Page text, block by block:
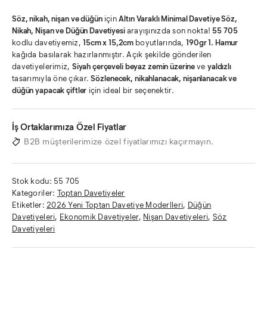
Söz, nikah, nişan ve düğüniçinAltın Varaklı Minimal DavetiyeSöz,
Nikah, Nişan ve Düğün Davetiyesi arayışınızda son nokta! 55 705
kodlu davetiyemiz, 15cm x 15,2cm boyutlarında,190gr 1. Hamur
kağıda basılarak hazırlanmıştır. Açık şekilde gönderilen
davetiyelerimiz, Siyah çerçeveli beyaz zemin üzerineve yaldızlı
tasarımıyla öne çıkar.Sözlenecek, nikahlanacak, nişanlanacak ve
düğün yapacak çiftler için ideal bir seçenektir.
İş Ortaklarımıza Özel Fiyatlar
B2B müşterilerimize özel fiyatlarımızı kaçırmayın.
Stok kodu: 55 705
Kategoriler: Toptan Davetiyeler
Etiketler:2026 Yeni Toptan Davetiye Moderlleri, Düğün
Davetiyeleri, Ekonomik Davetiyeler, Nişan Davetiyeleri, Söz
Davetiyeleri